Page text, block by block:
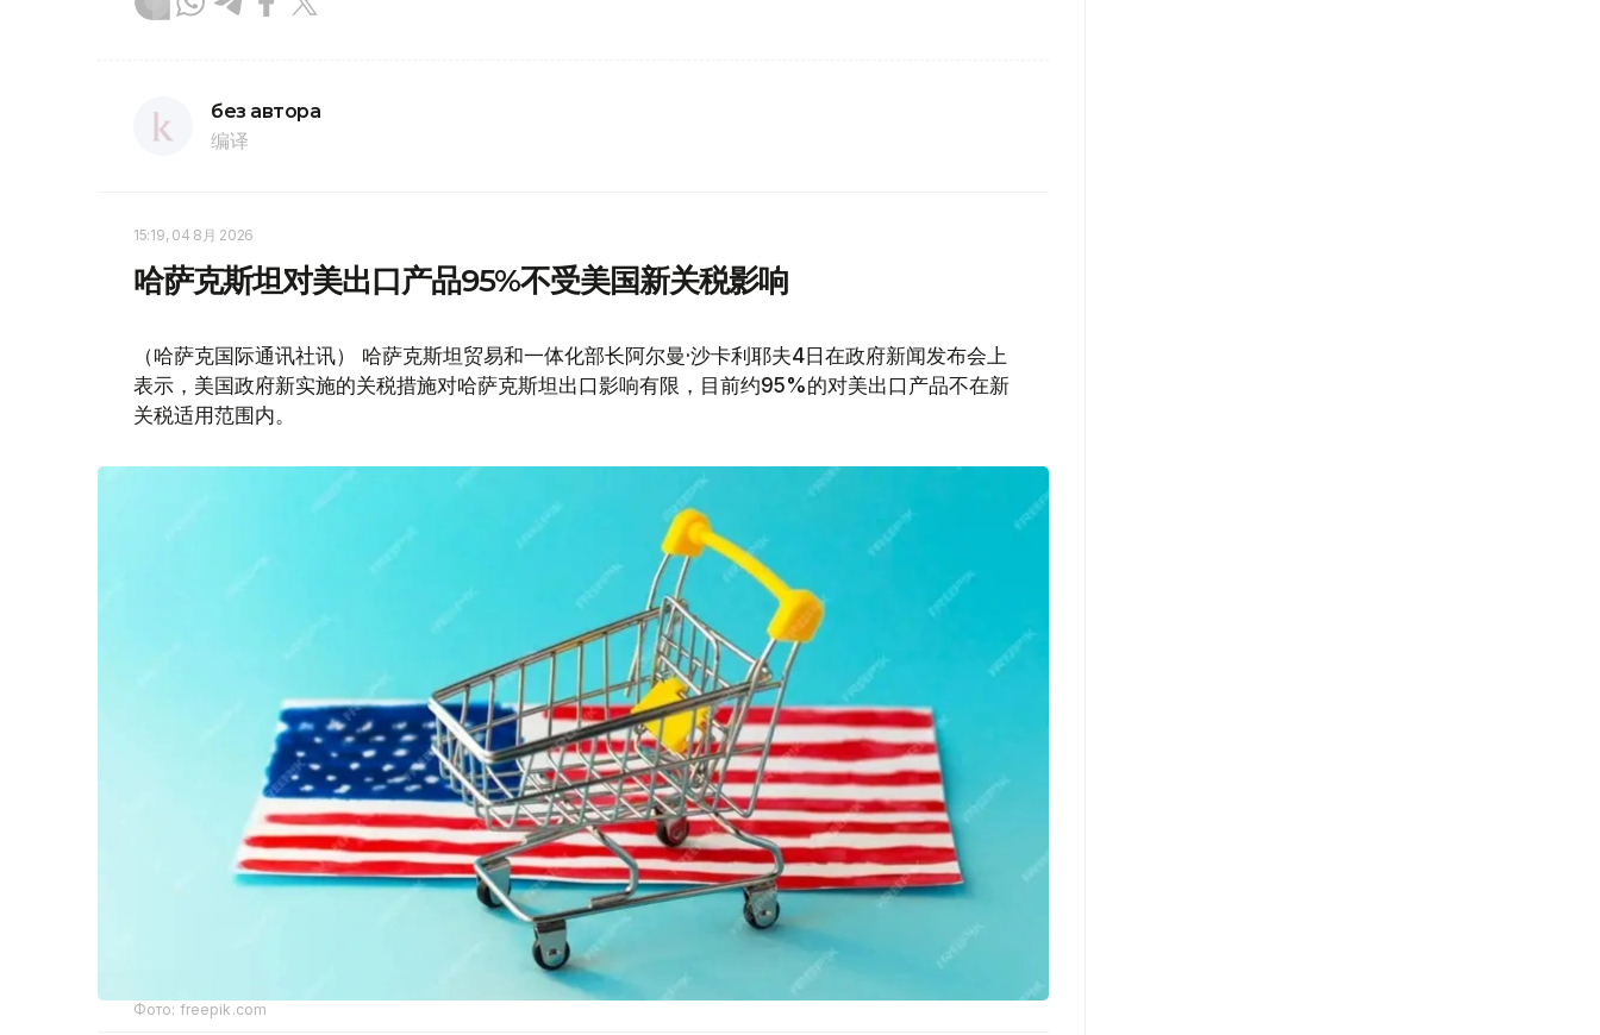
без автора
编译
15:19, 04 8月 2026
哈萨克斯坦对美出口产品95%不受美国新关税影响
（哈萨克国际通讯社讯） 哈萨克斯坦贸易和一体化部长阿尔曼·沙卡利耶夫4日在政府新闻发布会上
表示，美国政府新实施的关税措施对哈萨克斯坦出口影响有限，目前约95%的对美出口产品不在新
关税适用范围内。
Фото: freepik.com